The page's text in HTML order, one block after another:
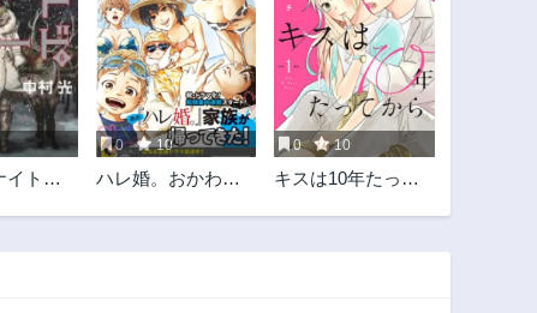
イトパ
0 10
ハレ婚。おかわ
0 10
キスは10年たって